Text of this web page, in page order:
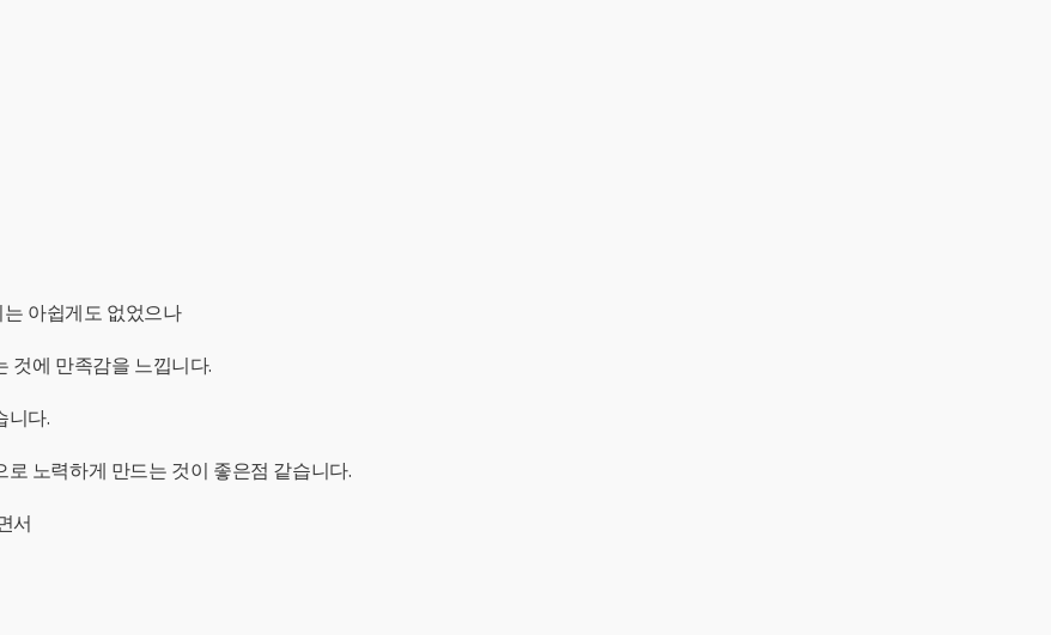
아쉽게도 없었으나
것에 만족감을 느낍니다.
니다.
노력하게 만드는 것이 좋은점 같습니다.
서